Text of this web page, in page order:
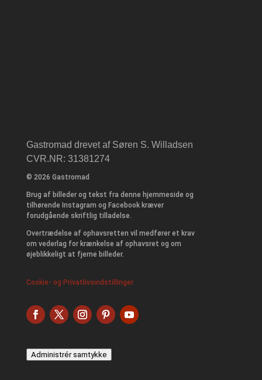
Gastromad drevet af Søren S. Willadsen
CVR.NR: 31381274
© 2026 Gastromad
Brug af billeder og tekst fra denne hjemmeside og
tilhørende Instagram og Facebook kræver
forudgående skriftlig tilladelse.
Overtrædelse af ophavsretten vil medfører et krav
om vederlag for krænkelse af ophavsret og om
øjeblikkeligt at fjerne billeder.
Cookie- og Privatlivsindstillinger
Administrér samtykke